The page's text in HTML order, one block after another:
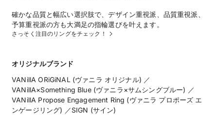
確かな品質と幅広い選択肢で、デザイン重視派、品質重視派、
予算重視派の方も大満足の指輪選びを叶えます。
さっそく注目のリングをチェック！
オリジナルブランド
VANillA ORiGiNAL (ヴァニラ オリジナル) ／
VANillA×Something Blue (ヴァニラ×サムシングブルー) ／
VANillA Propose Engagement Ring (ヴァニラ プロポーズ エ
ンゲージリング) ／SIGN (サイン)